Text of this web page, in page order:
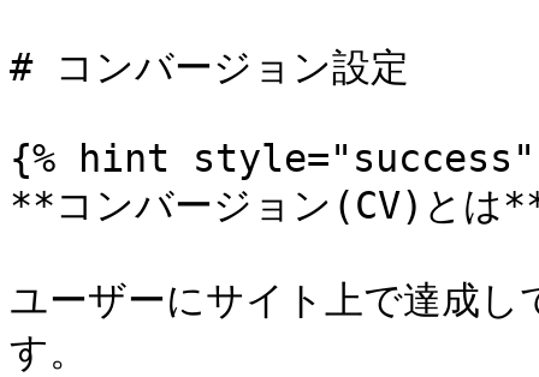
# コンバージョン設定
{% hint style="success"
**コンバージョン(CV)とは
ユーザーにサイト上で達成
す。